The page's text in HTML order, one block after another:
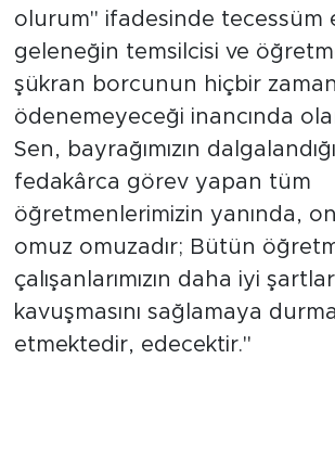
olurum" ifadesinde tecessüm
geleneğin temsilcisi ve
şükran borcunun hiçbir zaman
ödenemeyeceği inancında
Sen, bayrağımızın
fedakârca görev yapan tüm
öğretmenlerimizin yanında,
omuz omuzadır; Bütün
çalışanlarımızın daha iyi
kavuşmasını sağlamaya
etmektedir, edecektir."